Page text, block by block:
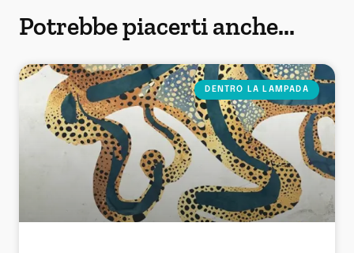
Potrebbe piacerti anche...
DENTRO LA LAMPADA